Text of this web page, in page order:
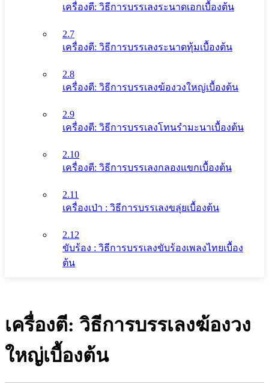
เครื่องตี: วิธีการบรรเลงระนาดเอกเบื้องต้น
2.7
เครื่องตี: วิธีการบรรเลงระนาดทุ้มเบื้องต้น
2.8
เครื่องตี: วิธีการบรรเลงฆ้องวงใหญ่เบื้องต้น
2.9
เครื่องตี: วิธีการบรรเลงโทนรํามะนาเบื้องต้น
2.10
เครื่องตี: วิธีการบรรเลงกลองแขกเบื้องต้น
2.11
เครื่องเป่า : วิธีการบรรเลงขลุ่ยเบื้องต้น
2.12
ขับร้อง : วิธีการบรรเลงขับร้องเพลงไทยเบื้อง
ต้น
เครื่องตี: วิธีการบรรเลงฆ้องวง
ใหญ่เบื้องต้น